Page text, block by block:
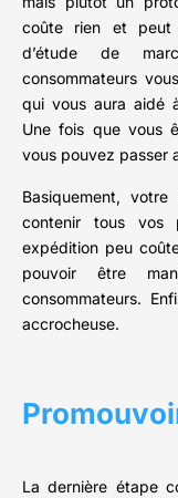
coûte rien et peut
d’étude de
consommateurs
qui vous aura aidé
Une fois que vous
vous pouvez passer
Basiquement,
contenir tous vos
expédition peu
pouvoir être
consommateurs.
accrocheuse.
La dernière étape